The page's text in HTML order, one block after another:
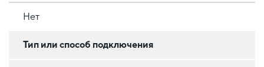
Нет
Тип или способ подключения